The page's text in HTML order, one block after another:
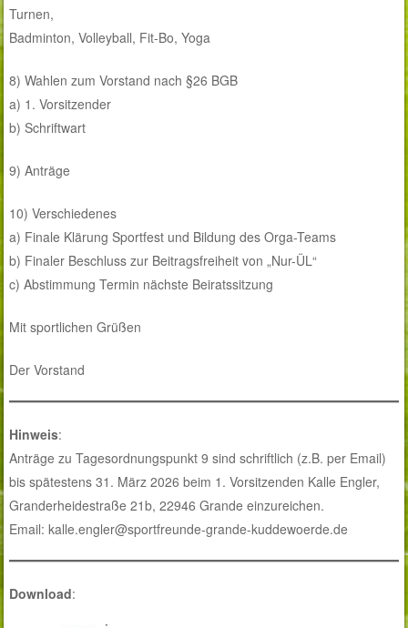
Turnen,
Badminton, Volleyball, Fit-Bo, Yoga
8) Wahlen zum Vorstand nach §26 BGB
a) 1. Vorsitzender
b) Schriftwart
9) Anträge
10) Verschiedenes
a) Finale Klärung Sportfest und Bildung des Orga-Teams
b) Finaler Beschluss zur Beitragsfreiheit von „Nur-ÜL“
c) Abstimmung Termin nächste Beiratssitzung
Mit sportlichen Grüßen
Der Vorstand
Hinweis:
Anträge zu Tagesordnungspunkt 9 sind schriftlich (z.B. per Email)
bis spätestens 31. März 2026 beim 1. Vorsitzenden Kalle Engler,
Granderheidestraße 21b, 22946 Grande einzureichen.
Email: kalle.engler@sportfreunde-grande-kuddewoerde.de
Download: